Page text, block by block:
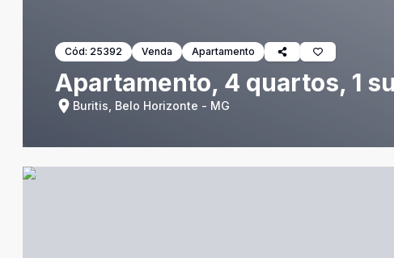
Cód: 25392 Venda Apartamento
Apartamento, 4 quartos, 1
Buritis, Belo Horizonte - MG